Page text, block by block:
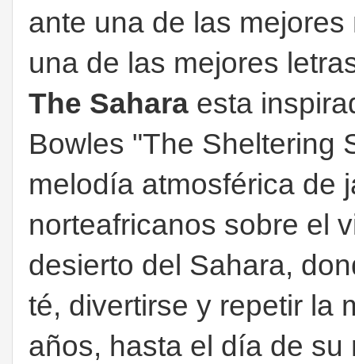
ante una de las
una de las mejores
The Sahara esta
Bowles "The Sheltering
melodía atmosférica de
norteafricanos sobre el
desierto del Sahara,
té, divertirse y repetir la
años, hasta el día de